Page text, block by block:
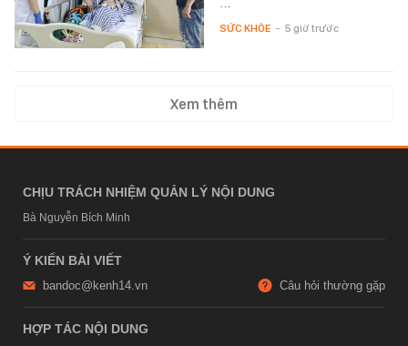
…
SỨC KHỎE - 5 giờ trước
Xem thêm
CHỊU TRÁCH NHIỆM QUẢN LÝ NỘI DUNG
Bà Nguyễn Bích Minh
Ý KIẾN BÀI VIẾT
bandoc@kenh14.vn Câu hỏi thường gặp
HỢP TÁC NỘI DUNG